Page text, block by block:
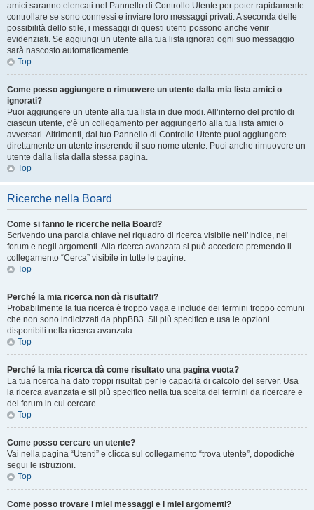
amici saranno elencati nel Pannello di Controllo Utente per poter rapidamente
controllare se sono connessi e inviare loro messaggi privati. A seconda delle
possibilità dello stile, i messaggi di questi utenti possono anche venir
evidenziati. Se aggiungi un utente alla tua lista ignorati ogni suo messaggio
sarà nascosto automaticamente.
Top
Come posso aggiungere o rimuovere un utente dalla mia lista amici o
ignorati?
Puoi aggiungere un utente alla tua lista in due modi. All’interno del profilo di
ciascun utente, c’è un collegamento per aggiungerlo alla tua lista amici o
avversari. Altrimenti, dal tuo Pannello di Controllo Utente puoi aggiungere
direttamente un utente inserendo il suo nome utente. Puoi anche rimuovere un
utente dalla lista dalla stessa pagina.
Top
Ricerche nella Board
Come si fanno le ricerche nella Board?
Scrivendo una parola chiave nel riquadro di ricerca visibile nell’Indice, nei
forum e negli argomenti. Alla ricerca avanzata si può accedere premendo il
collegamento “Cerca” visibile in tutte le pagine.
Top
Perché la mia ricerca non dà risultati?
Probabilmente la tua ricerca è troppo vaga e include dei termini troppo comuni
che non sono indicizzati da phpBB3. Sii più specifico e usa le opzioni
disponibili nella ricerca avanzata.
Top
Perché la mia ricerca dà come risultato una pagina vuota?
La tua ricerca ha dato troppi risultati per le capacità di calcolo del server. Usa
la ricerca avanzata e sii più specifico nella tua scelta dei termini da ricercare e
dei forum in cui cercare.
Top
Come posso cercare un utente?
Vai nella pagina “Utenti” e clicca sul collegamento “trova utente”, dopodiché
segui le istruzioni.
Top
Come posso trovare i miei messaggi e i miei argomenti?